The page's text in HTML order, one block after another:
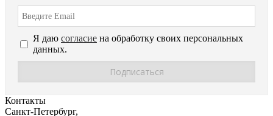
Я даю согласие на обработку своих персональных
данных.
Контакты
Санкт-Петербург,